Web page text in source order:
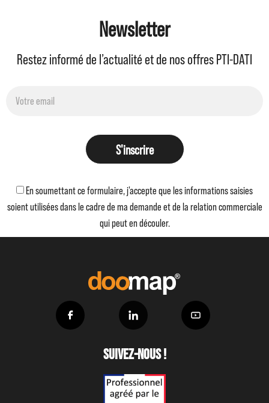
Newsletter
Restez informé de l’actualité et de nos offres PTI-DATI
En soumettant ce formulaire, j'accepte que les informations saisies
soient utilisées dans le cadre de ma demande et de la relation commerciale
qui peut en découler.
S'inscrire
Suivez-nous !